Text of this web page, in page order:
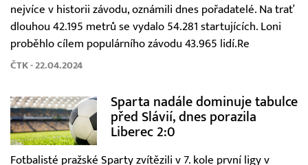
nejvíce v historii závodu, oznámili dnes pořadatelé. Na trať
dlouhou 42.195 metrů se vydalo 54.281 startujících. Loni
proběhlo cílem populárního závodu 43.965 lidí.Re
ČTK - 22.04.2024
Sparta nadále dominuje tabulce
před Slávií, dnes porazila
Liberec 2:0
Fotbalisté pražské Sparty zvítězili v 7. kole první ligy v